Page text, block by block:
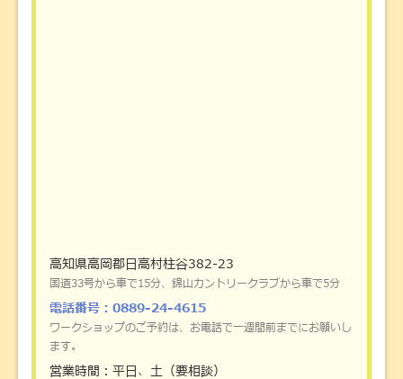
高知県高岡郡日高村柱谷382-23
国道33号から車で15分、錦山カントリークラブから車で5分
電話番号：0889-24-4615
ワークショップのご予約は、お電話で一週間前までにお願いし
ます。
営業時間：平日、土（要相談）